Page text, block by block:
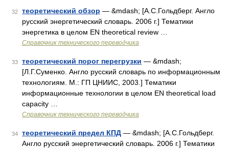
32 теоретический обзор — &mdash; [А.С.Гольдберг. Англо
русский энергетический словарь. 2006 г.] Тематики
энергетика в целом EN theoretical review …
Справочник технического переводчика
33 теоретический порог перегрузки — &mdash;
[Л.Г.Суменко. Англо русский словарь по информационным
технологиям. М.: ГП ЦНИИС, 2003.] Тематики
информационные технологии в целом EN theoretical load
capacity …
Справочник технического переводчика
34 теоретический предел КПД — &mdash; [А.С.Гольдберг.
Англо русский энергетический словарь. 2006 г.] Тематики